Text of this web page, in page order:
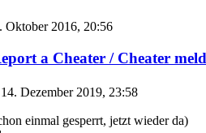
Oktober 2016, 20:56
a Cheater / Cheater
14. Dezember 2019, 23:58
einmal gesperrt, jetzt wieder da)